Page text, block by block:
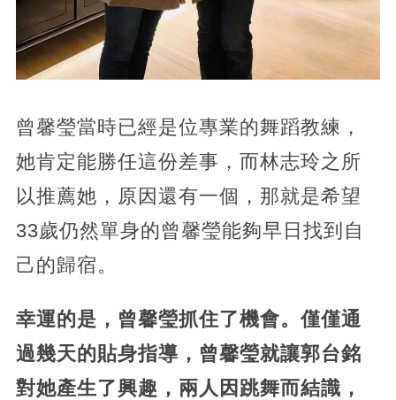
曾馨瑩當時已經是位專業的舞蹈教練，
她肯定能勝任這份差事，而林志玲之所
以推薦她，原因還有一個，那就是希望
33歲仍然單身的曾馨瑩能夠早日找到自
己的歸宿。
幸運的是，曾馨瑩抓住了機會。僅僅通
過幾天的貼身指導，曾馨瑩就讓郭台銘
對她產生了興趣，兩人因跳舞而結識，